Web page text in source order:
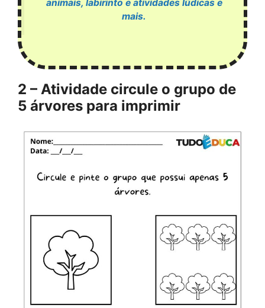
animais, labirinto e atividades lúdicas e
mais.
2 – Atividade circule o grupo de
5 árvores para imprimir